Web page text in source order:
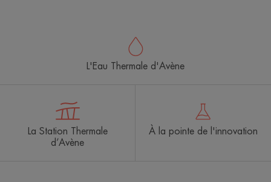
L'Eau Thermale d'Avène
La Station Thermale
d’Avène
À la pointe de l'innovation